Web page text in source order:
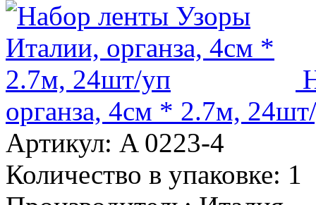
органза, 4см * 2.7м,
Артикул: A 0223-4
Количество в упаковке: 1